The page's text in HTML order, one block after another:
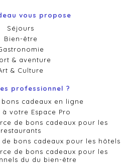
vous propose
Séjours
Bien-être
& aventure
& Culture
professionnel ?
cadeaux en ligne
à votre Espace Pro
de bons cadeaux pour les
restaurants
bons cadeaux pour les hôtels
de bons cadeaux pour les
du du bien-être